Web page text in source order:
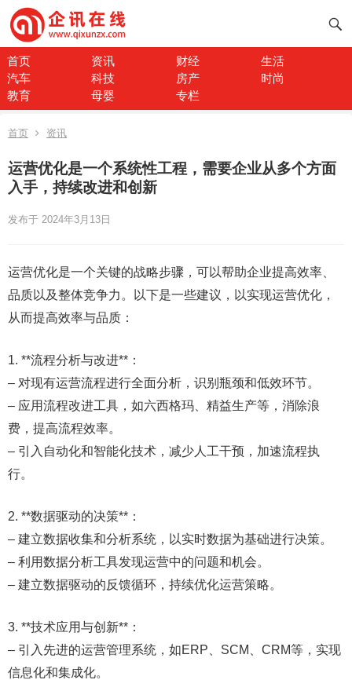
首页 资讯 财经
生活
汽车
科技 房产
时尚
教育
母婴 专栏
首页 资讯
运营优化是一个系统性工程，需要企业从多个方面
入手，持续改进和创新
发布于 2024年3月13日
运营优化是一个关键的战略步骤，可以帮助企业提高效率、
品质以及整体竞争力。以下是一些建议，以实现运营优化，
从而提高效率与品质：
1. **流程分析与改进**：
– 对现有运营流程进行全面分析，识别瓶颈和低效环节。
– 应用流程改进工具，如六西格玛、精益生产等，消除浪
费，提高流程效率。
– 引入自动化和智能化技术，减少人工干预，加速流程执
行。
2. **数据驱动的决策**：
– 建立数据收集和分析系统，以实时数据为基础进行决策。
– 利用数据分析工具发现运营中的问题和机会。
– 建立数据驱动的反馈循环，持续优化运营策略。
3. **技术应用与创新**：
– 引入先进的运营管理系统，如ERP、SCM、CRM等，实现
信息化和集成化。